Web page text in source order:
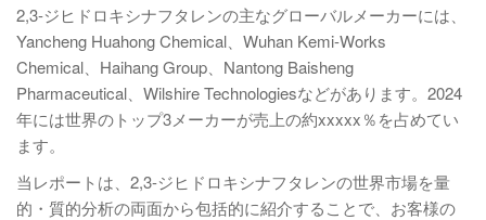
2,3-ジヒドロキシナフタレンの主なグローバルメーカーには、
Yancheng Huahong Chemical、Wuhan Kemi-Works
Chemical、Haihang Group、Nantong Baisheng
Pharmaceutical、Wilshire Technologiesなどがあります。2024
年には世界のトップ3メーカーが売上の約xxxxx％を占めてい
ます。
当レポートは、2,3-ジヒドロキシナフタレンの世界市場を量
的・質的分析の両面から包括的に紹介することで、お客様の